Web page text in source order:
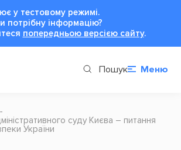
у тестовому режимі.
потрібну інформацію?
попередньою версією сайту.
Пошук Меню
суду Києва – питання
України